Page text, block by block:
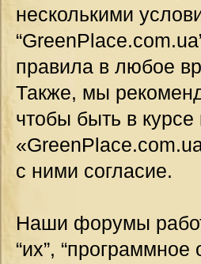
несколькими
правила в любое
Также, мы
чтобы быть в
с ними согласие.
Наши форумы
“их”,